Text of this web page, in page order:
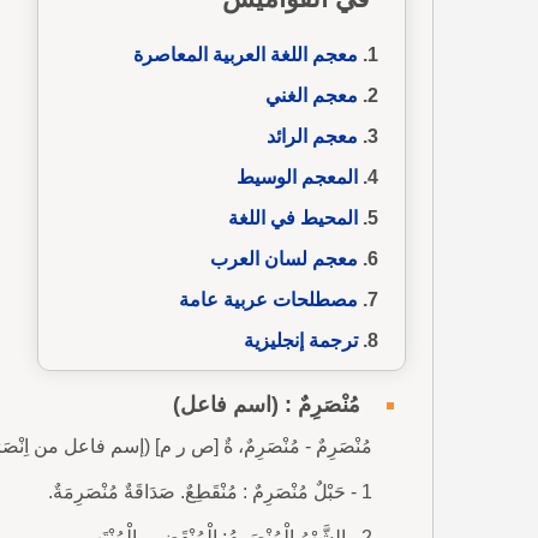
معجم اللغة العربية المعاصرة
معجم الغني
معجم الرائد
المعجم الوسيط
المحيط في اللغة
معجم لسان العرب
مصطلحات عربية عامة
ترجمة إنجليزية
مُنْصَرِمٌ : (اسم فاعل)
مُنْصَرِمٌ - مُنْصَرِمٌ، ةٌ [ص ر م] (إسم فاعل من
1 - حَبْلٌ مُنْصَرِمٌ : مُنْقَطِعٌ. صَدَاقَةٌ مُنْصَرِمَةٌ.